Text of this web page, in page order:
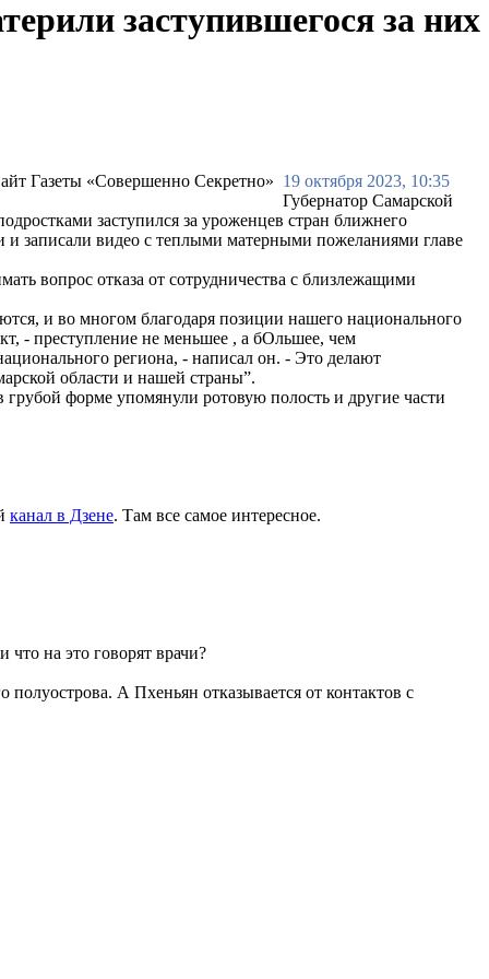
заступившегося за них
19 октября 2023, 10:35
Губернатор Самарской
заступился за уроженцев стран ближнего
и записали видео с теплыми матерными пожеланиями главе
вопрос отказа от сотрудничества с близлежащими
и во многом благодаря позиции нашего национального
- преступление не меньшее , а бОльшее, чем
региона, - написал он. - Это делают
области и нашей страны”.
форме упомянули ротовую полость и другие части
канал в Дзене. Там все самое интересное.
на это говорят врачи?
А Пхеньян отказывается от контактов с